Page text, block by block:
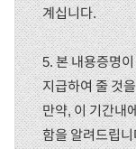
계십니다.
5. 본 내용증명
지급하여 줄 것
만약, 이 기간내
함을 알려드립